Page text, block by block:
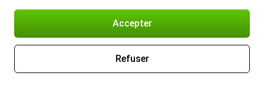
Accepter
Refuser